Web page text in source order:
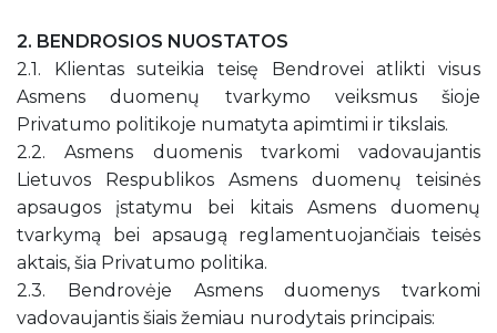
2. BENDROSIOS NUOSTATOS
2.1. Klientas suteikia teisę Bendrovei atlikti visus
Asmens duomenų tvarkymo veiksmus šioje
Privatumo politikoje numatyta apimtimi ir tikslais.
2.2. Asmens duomenis tvarkomi vadovaujantis
Lietuvos Respublikos Asmens duomenų teisinės
apsaugos įstatymu bei kitais Asmens duomenų
tvarkymą bei apsaugą reglamentuojančiais teisės
aktais, šia Privatumo politika.
2.3. Bendrovėje Asmens duomenys tvarkomi
vadovaujantis šiais žemiau nurodytais principais: